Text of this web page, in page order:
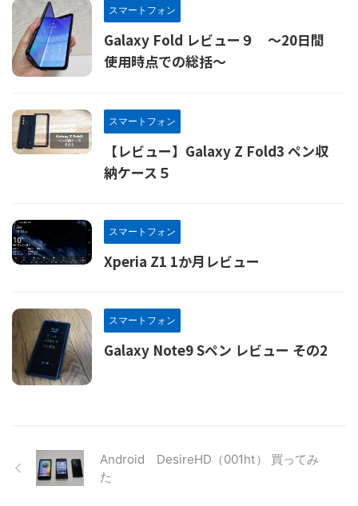
スマートフォン
Galaxy Fold レビュー９ ～20日間
使用時点での総括～
スマートフォン
【レビュー】Galaxy Z Fold3 ペン収
納ケース５
スマートフォン
Xperia Z1 1か月レビュー
スマートフォン
Galaxy Note9 Sペン レビュー その2
Android DesireHD（001ht） 買ってみ
た